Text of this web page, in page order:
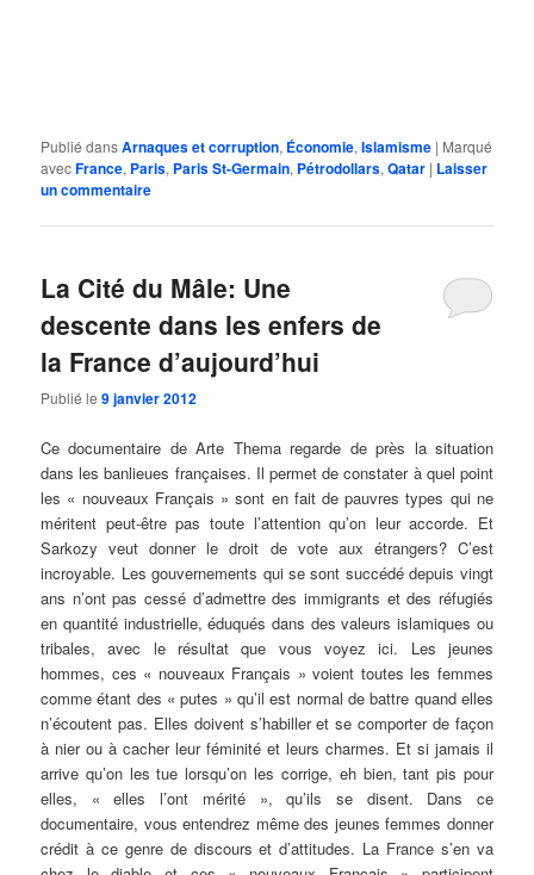
Publié dansArnaques et corruption, Économie,Islamisme | Marqué
avecFrance, Paris, Paris St-Germain, Pétrodollars,Qatar | Laisser
un commentaire
La Cité du Mâle: Une
descente dans les enfers de
la France d’aujourd’hui
Publié le9 janvier 2012
Ce documentaire de Arte Thema regarde de près la situation
dans les banlieues françaises. Il permet de constater à quel point
les « nouveaux Français » sont en fait de pauvres types qui ne
méritent peut-être pas toute l’attention qu’on leur accorde. Et
Sarkozy veut donner le droit de vote aux étrangers? C’est
incroyable. Les gouvernements qui se sont succédé depuis vingt
ans n’ont pas cessé d’admettre des immigrants et des réfugiés
en quantité industrielle, éduqués dans des valeurs islamiques ou
tribales, avec le résultat que vous voyez ici. Les jeunes
hommes, ces « nouveaux Français » voient toutes les femmes
comme étant des « putes » qu’il est normal de battre quand elles
n’écoutent pas. Elles doivent s’habiller et se comporter de façon
à nier ou à cacher leur féminité et leurs charmes. Et si jamais il
arrive qu’on les tue lorsqu’on les corrige, eh bien, tant pis pour
elles, « elles l’ont mérité », qu’ils se disent. Dans ce
documentaire, vous entendrez même des jeunes femmes donner
crédit à ce genre de discours et d’attitudes. La France s’en va